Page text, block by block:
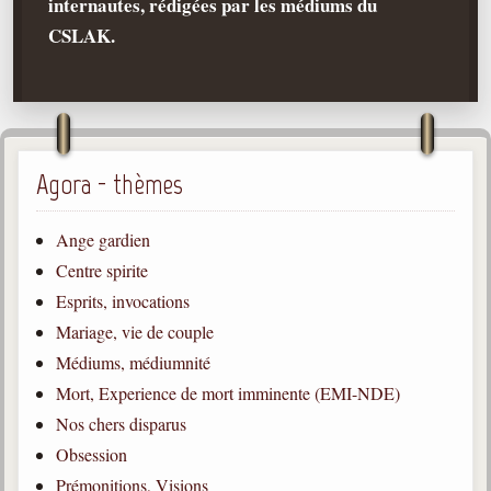
Qu'est-ce que c'est ?
Philosophie
La doctrine d'Allan Kardec
But des manifestations spirites
Esprits
Médiums
Les hommes
Allan Kardec
1804-1869
Léon Denis
1846-1927
CSLAK.
Agora - thèmes
Ange gardien
Centre spirite
Esprits, invocations
Mariage, vie de couple
Médiums, médiumnité
Mort, Experience de mort imminente (EMI-NDE)
Nos chers disparus
Obsession
Prémonitions, Visions